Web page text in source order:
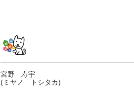
宮野 寿宇
(ミヤノ トシタカ)